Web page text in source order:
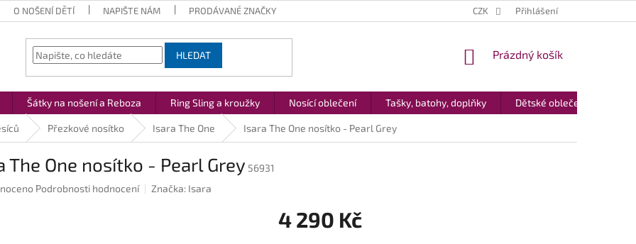
O NOŠENÍ DĚTÍ NAPIŠTE NÁM PRODÁVANÉ ZNAČKY CZK Přihlášení
HLEDAT
NÁKUPNÍ
Prázdný košík
Šátky na nošení a Reboza Ring Sling a kroužky Nosící oblečení Tašky, batohy, doplňky Dětské oblečení
Přezkové nosítko Isara The One Isara The One nosítko - Pearl Grey
The One nosítko - Pearl Grey 56931
Podrobnosti hodnocení Značka: Isara
4 290 Kč